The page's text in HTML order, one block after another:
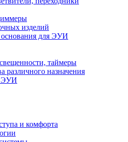
изделий
для ЭУИ
таймеры
различного назначения
ЭУИ
и комфорта